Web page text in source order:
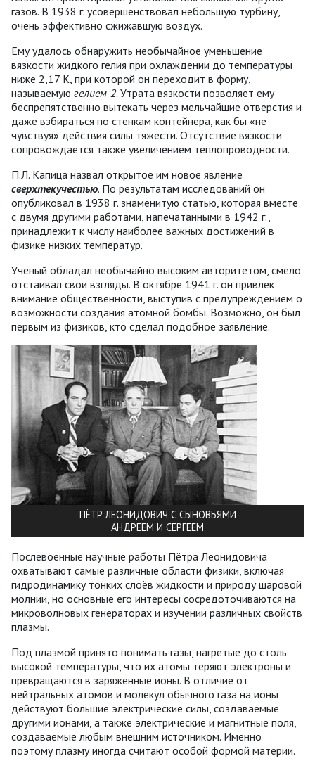
газов. В 1938 г. усовершенствовал небольшую турбину,
очень эффективно сжижавшую воздух.
Ему удалось обнаружить необычайное уменьшение
вязкости жидкого гелия при охлаждении до температуры
ниже 2,17 К, при которой он переходит в форму,
называемую гелием-2. Утрата вязкости позволяет ему
беспрепятственно вытекать через мельчайшие отверстия и
даже взбираться по стенкам контейнера, как бы «не
чувствуя» действия силы тяжести. Отсутствие вязкости
сопровождается также увеличением теплопроводности.
П.Л. Капица назвал открытое им новое явление
сверхтекучестью. По результатам исследований он
опубликовал в 1938 г. знаменитую статью, которая вместе
с двумя другими работами, напечатанными в 1942 г.,
принадлежит к числу наиболее важных достижений в
физике низких температур.
Учёный обладал необычайно высоким авторитетом, смело
отстаивал свои взгляды. В октябре 1941 г. он привлёк
внимание общественности, выступив с предупреждением о
возможности создания атомной бомбы. Возможно, он был
первым из физиков, кто сделал подобное заявление.
ПЁТР ЛЕОНИДОВИЧ С СЫНОВЬЯМИ
АНДРЕЕМ И СЕРГЕЕМ
Послевоенные научные работы Пётра Леонидовича
охватывают самые различные области физики, включая
гидродинамику тонких слоёв жидкости и природу шаровой
молнии, но основные его интересы сосредоточиваются на
микроволновых генераторах и изучении различных свойств
плазмы.
Под плазмой принято понимать газы, нагретые до столь
высокой температуры, что их атомы теряют электроны и
превращаются в заряженные ионы. В отличие от
нейтральных атомов и молекул обычного газа на ионы
действуют большие электрические силы, создаваемые
другими ионами, а также электрические и магнитные поля,
создаваемые любым внешним источником. Именно
поэтому плазму иногда считают особой формой материи.